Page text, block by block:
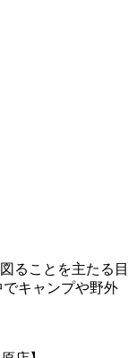
ることを主たる目
キャンプや野外